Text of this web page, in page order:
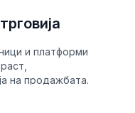
и платформи
на продажбата.